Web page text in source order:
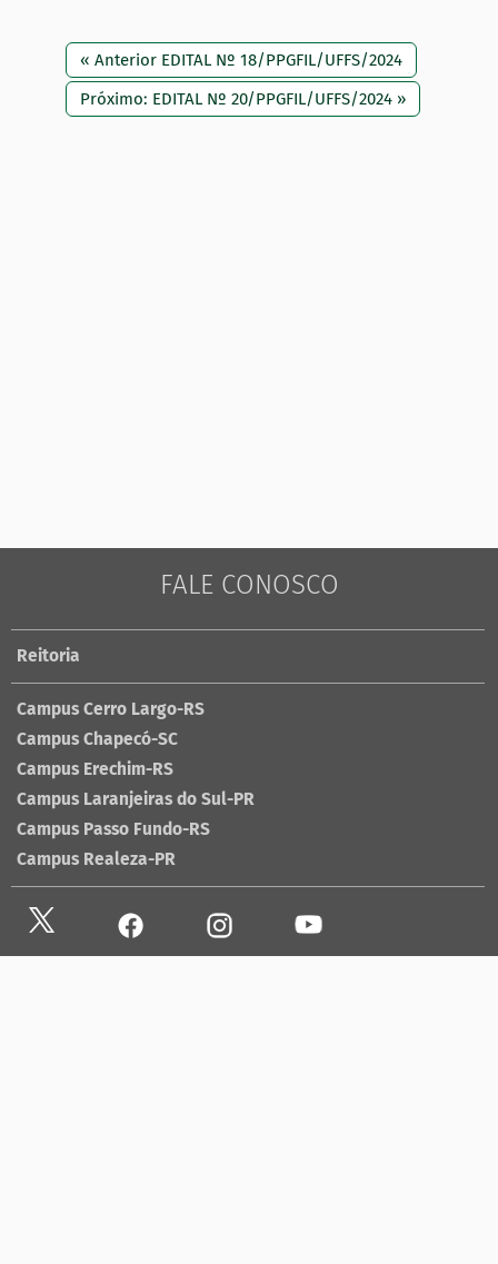
« Anterior EDITAL Nº 18/PPGFIL/UFFS/2024
Próximo: EDITAL Nº 20/PPGFIL/UFFS/2024 »
FALE CONOSCO
Reitoria
Campus Cerro Largo-RS
Campus Chapecó-SC
Campus Erechim-RS
Campus Laranjeiras do Sul-PR
Campus Passo Fundo-RS
Campus Realeza-PR